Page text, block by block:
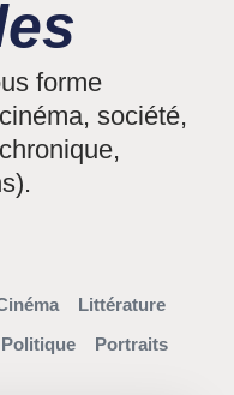
forme
société,
Littérature
Politique
Portraits